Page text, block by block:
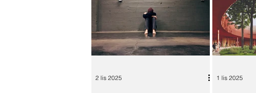
Parents
2 lis 2025 1 lis 2025